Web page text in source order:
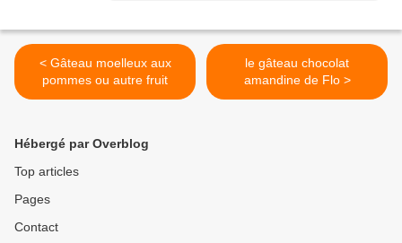
< Gâteau moelleux aux
pommes ou autre fruit
le gâteau chocolat
amandine de Flo >
Hébergé par Overblog
Top articles
Pages
Contact